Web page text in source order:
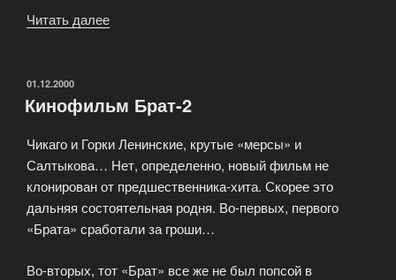
Читать далее
ОПУБЛИКОВАНО
01.12.2000
Кинофильм Брат-2
Чикаго и Горки Ленинские, крутые «мерсы» и
Салтыкова… Нет, определенно, новый фильм не
клонирован от предшественника-хита. Скорее это
дальняя состоятельная родня. Во-первых, первого
«Брата» сработали за гроши…
Во-вторых, тот «Брат» все же не был попсой в